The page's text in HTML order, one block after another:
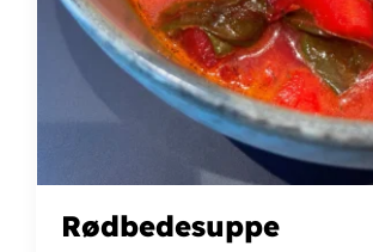
Rødbedesuppe